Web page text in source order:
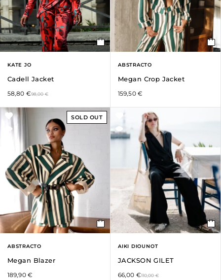
KATE JO
Cadell Jacket
98,00€
58,80 €
ABSTRACTO
Megan Crop Jacket
159,50 €
SOLD OUT
ABSTRACTO
Megan Blazer
189,90 €
AIKI DIOUNOT
JACKSON GILET
110,00€
66,00 €